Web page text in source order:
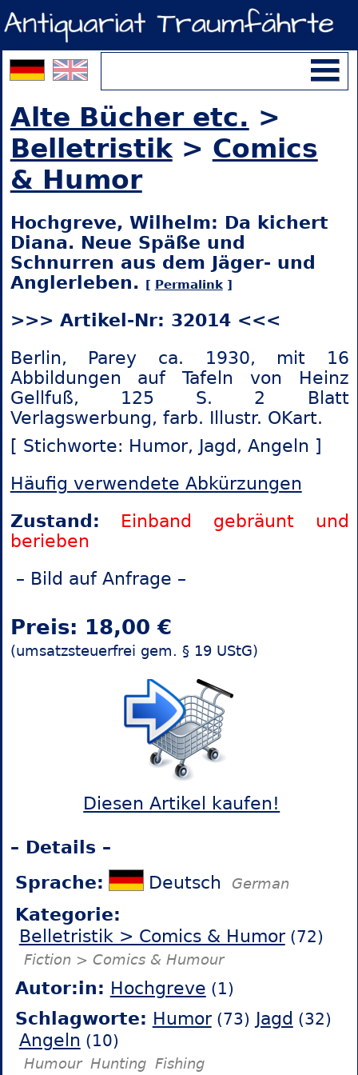
Alte Bücher etc. >
Belletristik> Comics
& Humor
Hochgreve, Wilhelm: Da kichert
Diana. Neue Späße und
Schnurren aus dem Jäger- und
Anglerleben. [ Permalink]
>>> Artikel-Nr: 32014 <<<
Berlin, Parey ca. 1930, mit 16
Abbildungen auf Tafeln von Heinz
Gellfuß, 125 S. 2 Blatt
Verlagswerbung, farb. Illustr. OKart.
[ Stichworte: Humor, Jagd, Angeln ]
Häufig verwendete Abkürzungen
Zustand:
Einband gebräunt und
berieben
– Bild auf Anfrage –
Preis: 18,00 €
(umsatzsteuerfrei gem. § 19 UStG)
Diesen Artikel kaufen!
– Details –
Sprache:
Deutsch German
Kategorie:
Belletristik > Comics & Humor(72)
Fiction > Comics & Humour
Autor:in: Hochgreve (1)
Schlagworte: Humor(73) Jagd (32)
Angeln (10)
Humour Hunting Fishing